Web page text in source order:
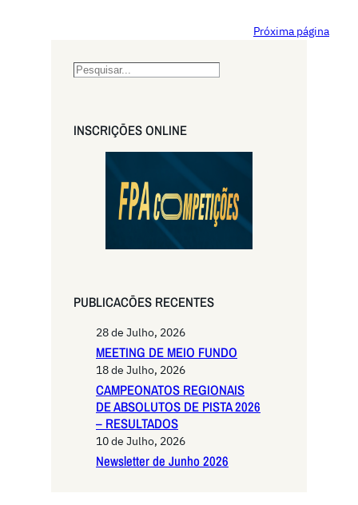
Próxima página
S
rINSCRIÇŌES ONLINE
PUBLICACŌES RECENTES
28 de Julho, 2026
MEETING DE MEIO FUNDO
18 de Julho, 2026
CAMPEONATOS REGIONAIS
DE ABSOLUTOS DE PISTA 2026
– RESULTADOS
10 de Julho, 2026
Newsletter de Junho 2026